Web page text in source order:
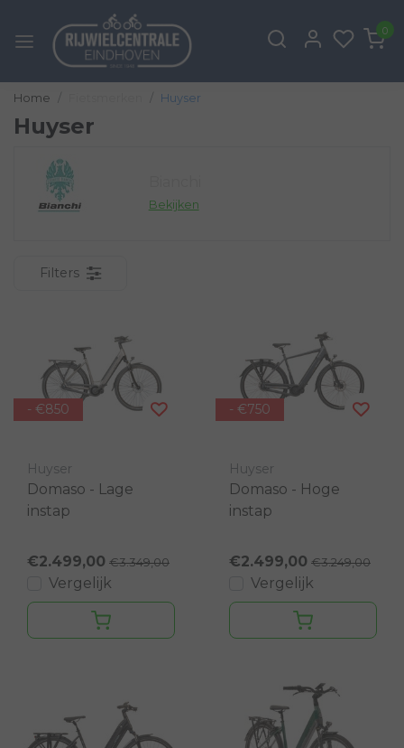
0
Home Huyser
Huyser
Bekijken
Filters
- €850
Huyser
Domaso - Lage
instap
€2.499,00 €3.349,00
Vergelijk
- €750
Huyser
Domaso - Hoge
instap
€2.499,00 €3.249,00
Vergelijk